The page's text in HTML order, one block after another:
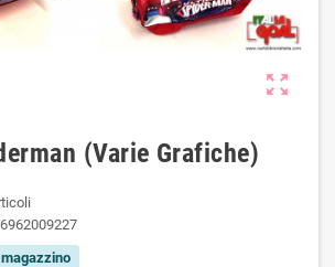
zoom_out_map
(Varie Grafiche)